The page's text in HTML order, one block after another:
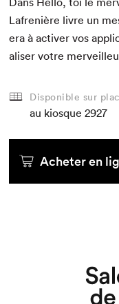
Lafrenière livre un
era à activ­er vos
alis­er votre
Disponible sur
au kiosque 2927
Acheter en